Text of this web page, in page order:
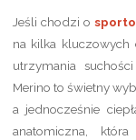
Jeśli chodzi o
na kilka kluczowych
utrzymania
Merino to świetny
a jednocześnie
anatomiczna,